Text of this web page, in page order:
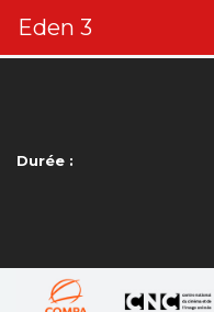
Eden 3
Durée :